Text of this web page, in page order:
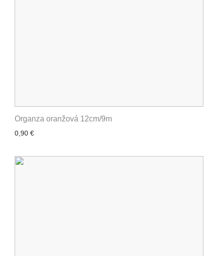
Organza oranžová 12cm/9m
0,90 €